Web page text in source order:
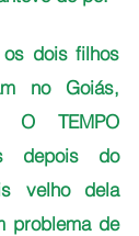
dois filhos
no Goiás,
O TEMPO
depois do
velho dela
problema de